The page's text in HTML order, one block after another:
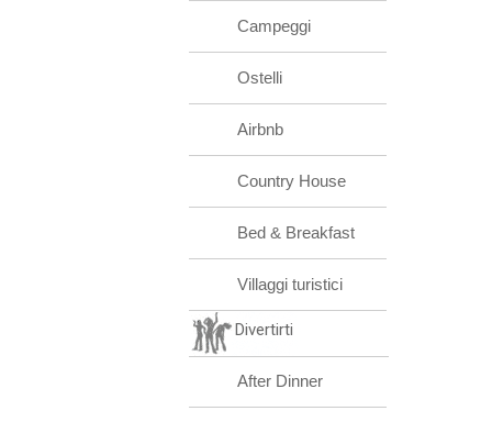
Campeggi
Ostelli
Airbnb
Country House
Bed & Breakfast
Villaggi turistici
Divertirti
After Dinner